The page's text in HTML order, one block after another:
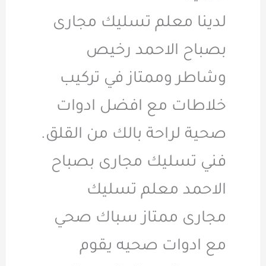
لدينا معلم تسليك مجارى
بصباح الاحمد رخيص
وشاطر وممتاز في تركيب
خلاطات مع افضل ادوات
صحية لراحة بالك من القلق.
فني تسليك مجارى بصباح
الاحمد معلم تسليك
مجارى ممتاز سباك صحي
مع ادوات صحيه يقوم